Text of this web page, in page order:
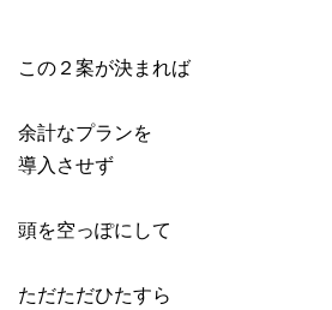
この２案が決まれば
余計なプランを
導入させず
頭を空っぽにして
ただただひたすら